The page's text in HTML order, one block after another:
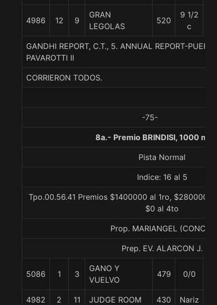
4986 12 9
GRAN
LEGOLAS
520
9 1/2
c
GANDHI REPORT, C.T., 5. ANNUAL REPORT-
PAVAROTTI II
CORRIERON TODOS.
-75-
8a.- Premio BRINDISI, 1000
Pista Normal
Indice: 16 al 5
Tpo.00.56.41 Premios $1400000 al 1ro, $280000
$0 al 4to
Prop. MARIANGEL (CONCE)
Prep. EV. ALARCON J.
5086 1 3
GANO Y
VUELVO
479 0/0
4982 2 11 JUDGE ROOM 430 Nariz